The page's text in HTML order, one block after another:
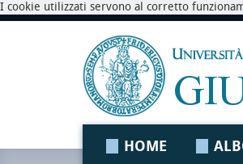
I cookie utilizzati servono al corretto
HOME